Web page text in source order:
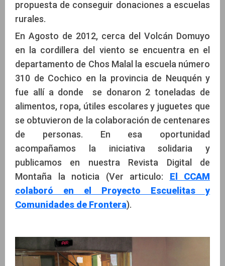
propuesta de conseguir donaciones a escuelas
rurales.
En Agosto de 2012, cerca del Volcán Domuyo
en la cordillera del viento se encuentra en el
departamento de Chos Malal la escuela número
310 de Cochico en la provincia de Neuquén y
fue allí a donde se donaron 2 toneladas de
alimentos, ropa, útiles escolares y juguetes que
se obtuvieron de la colaboración de centenares
de personas. En esa oportunidad
acompañamos la iniciativa solidaria y
publicamos en nuestra Revista Digital de
Montaña la noticia (Ver articulo: El CCAM
colaboró en el Proyecto Escuelitas y
Comunidades de Frontera).